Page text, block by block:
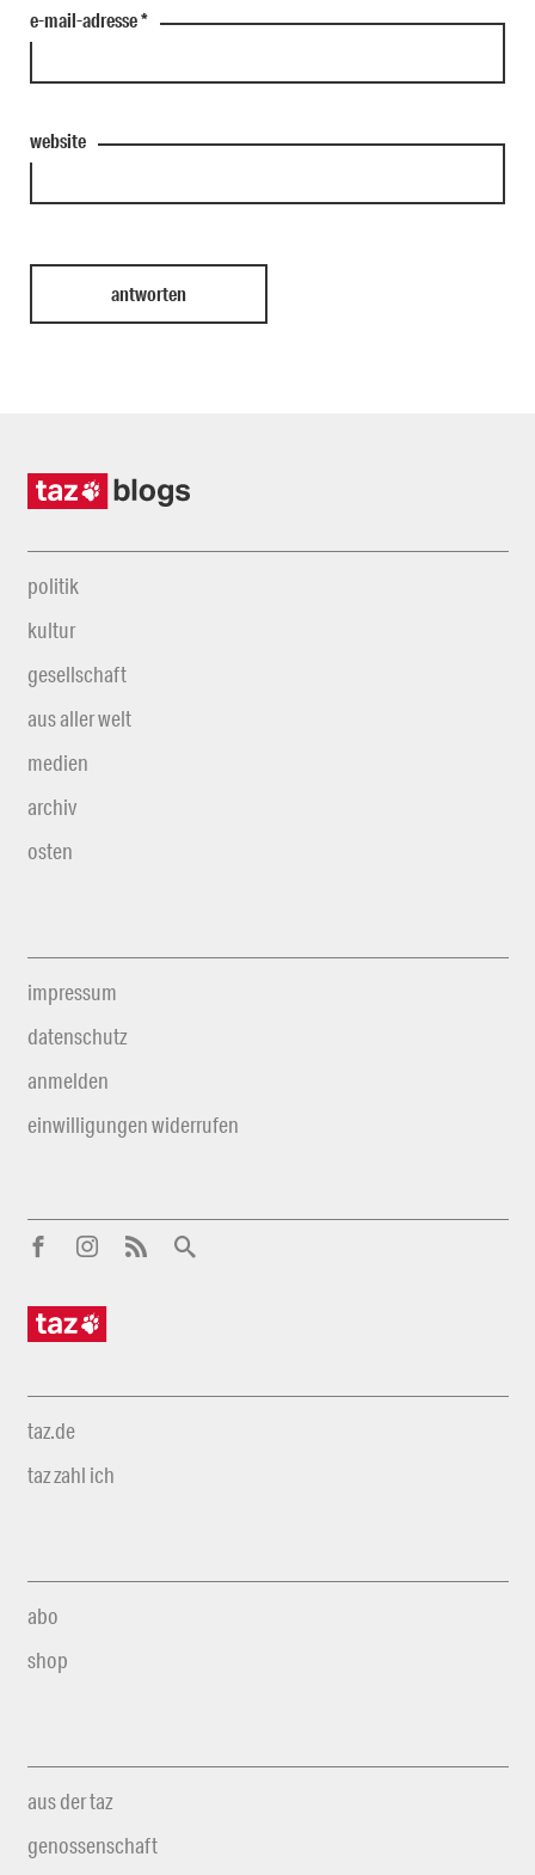
e-mail-adresse*
website
politik
kultur
gesellschaft
aus aller welt
medien
archiv
osten
impressum
datenschutz
anmelden
einwilligungen widerrufen
taz.de
taz zahl ich
abo
shop
aus der taz
genossenschaft